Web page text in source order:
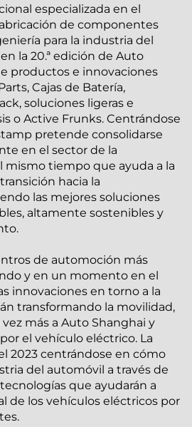
especializada en el
de componentes
para la industria del
la 20.ª edición de Auto
productos e innovaciones
Cajas de Batería,
soluciones ligeras e
o Active Frunks. Centrándose
pretende consolidarse
en el sector de la
mismo tiempo que ayuda a la
hacia la
las mejores soluciones
altamente sostenibles y
de automoción más
y en un momento en el
innovaciones en torno a la
transformando la movilidad,
más a Auto Shanghai y
el vehículo eléctrico. La
2023 centrándose en cómo
del automóvil a través de
que ayudarán a
de los vehículos eléctricos por